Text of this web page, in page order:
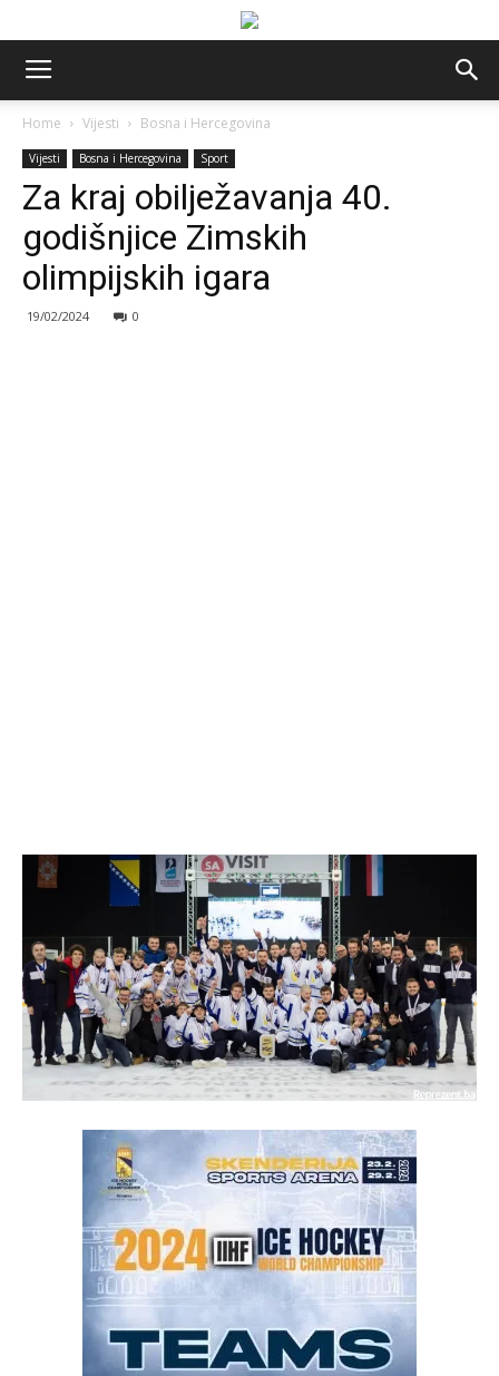
Home Vijesti Bosna i Hercegovina
Vijesti Bosna i Hercegovina Sport
Za kraj obilježavanja 40.
godišnjice Zimskih
olimpijskih igara
19/02/2024 0